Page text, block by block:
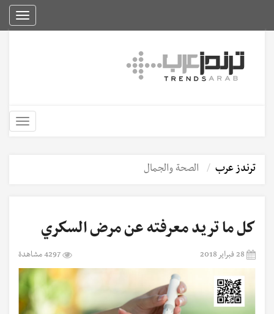
Toggle
Toggle
ترندز عرب الصحة والجمال
كل ما تريد معرفته عن مرض السكري
28 فبراير 2018 4297 مشاهدة